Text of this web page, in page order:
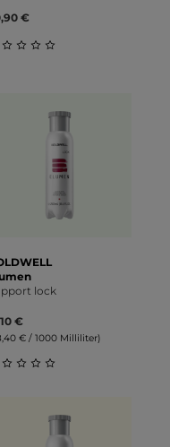
€
lock
€
€ / 1000 Milliliter)